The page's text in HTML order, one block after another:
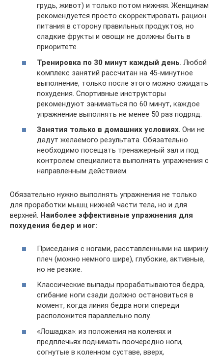
грудь, живот) и только потом нижняя. Женщинам
рекомендуется просто скорректировать рацион
питания в сторону правильных продуктов, но
сладкие фрукты и овощи не должны быть в
приоритете.
Тренировка по 30 минут каждый день . Любой
комплекс занятий рассчитан на 45-минутное
выполнение, только после этого можно ожидать
похудения. Спортивные инструкторы
рекомендуют заниматься по 60 минут, каждое
упражнение выполнять не менее 50 раз подряд.
Занятия только в домашних условиях. Они не
дадут желаемого результата. Обязательно
необходимо посещать тренажерный зал и под
контролем специалиста выполнять упражнения с
направленным действием.
Обязательно нужно выполнять упражнения не только
для проработки мышц нижней части тела, но и для
верхней. Наиболее эффективные упражнения для
похудения бедер и ног:
Приседания с ногами, расставленными на ширину
плеч (можно немного шире), глубокие, активные,
но не резкие.
Классические выпады прорабатываются бедра,
сгибание ноги сзади должно остановиться в
момент, когда линия бедра ноги спереди
расположится параллельно полу.
«Лошадка»: из положения на коленях и
предплечьях поднимать поочередно ноги,
согнутые в коленном суставе, вверх,